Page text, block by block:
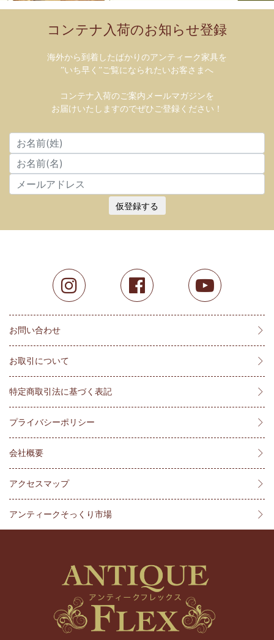
コンテナ入荷のお知らせ登録
海外から到着したばかりのアンティーク家具を
”いち早く”ご覧になられたいお客さまへ
コンテナ入荷のご案内メールマガジンを
お届けいたしますのでぜひご登録ください！
仮登録する
お問い合わせ
お取引について
特定商取引法に基づく表記
プライバシーポリシー
会社概要
アクセスマップ
アンティークそっくり市場